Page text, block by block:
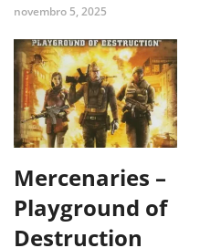
novembro 5, 2025
Mercenaries –
Playground of
Destruction